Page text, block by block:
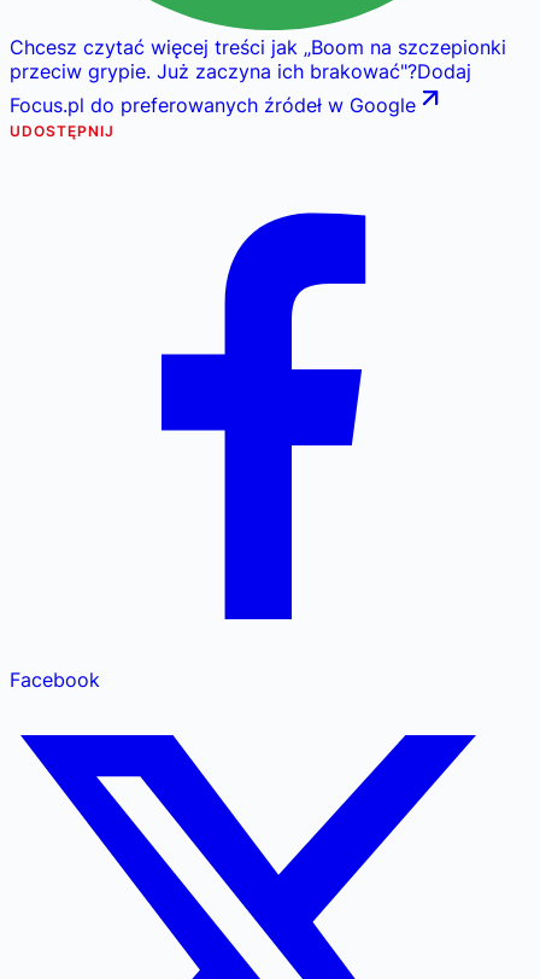
Chcesz czytać więcej treści jak „Boom na szczepionki
przeciw grypie. Już zaczyna ich brakować"?Dodaj
Focus.pl do preferowanych źródeł w Google
UDOSTĘPNIJ
Facebook